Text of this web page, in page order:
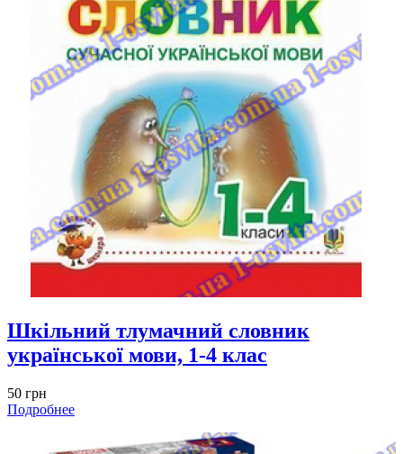
Шкільний тлумачний словник
української мови, 1-4 клас
50 грн
Подробнее